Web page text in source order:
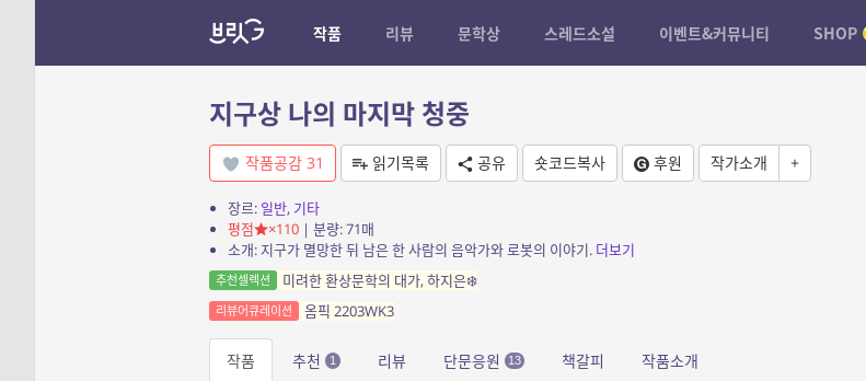
작품 리뷰 문학상 스레드소설 이벤트&커뮤니티 SHOP
지구상 나의 마지막 청중
작품공감 31 읽기목록 공유 숏코드복사 후원 작가소개 +
장르: 일반, 기타
평점
×110| 분량: 71매
소개: 지구가 멸망한 뒤 남은 한 사람의 음악가와 로봇의 이야기. 더보기
추천셀렉션 미려한 환상문학의 대가, 하지은❄️
리뷰어큐레이션 옴픽 2203WK3
작품 추천 1 리뷰 단문응원 13 책갈피 작품소개